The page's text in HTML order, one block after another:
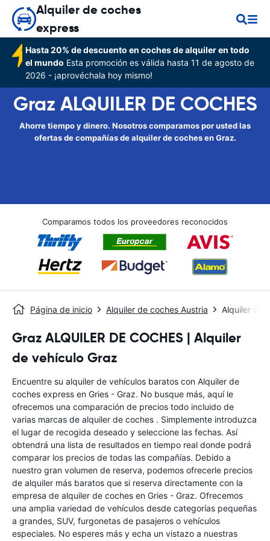
Alquiler de coches
express
Hasta 20% de descuento en coches de alquiler en todo
el mundo Esta promoción es válida hasta 11 de agosto de
2026 - ¡aprovéchala hoy mismo!
Graz ALQUILER DE COCHES
Ahorre tiempo y dinero. Nosotros comparamos por usted las
ofertas de compañías de alquiler de coches en Graz.
Comparamos todos los proveedores reconocidos
Página de inicio Alquiler de coches Austria Alquiler de
Graz ALQUILER DE COCHES | Alquiler
de vehículo Graz
Encuentre su alquiler de vehículos baratos con Alquiler de
coches express en Gries - Graz. No busque más, aquí le
ofrecemos una comparación de precios todo incluido de
varias marcas de alquiler de coches . Simplemente introduzca
el lugar de recogida deseado y seleccione las fechas. Así
obtendrá una lista de resultados en tiempo real donde podrá
comparar los precios de todas las compañías. Debido a
nuestro gran volumen de reserva, podemos ofrecerle precios
de alquiler más baratos que si reserva directamente con la
empresa de alquiler de coches en Gries - Graz. Ofrecemos
una amplia variedad de vehículos desde categorías pequeñas
a grandes, SUV, furgonetas de pasajeros o vehículos
especiales. No esperes más y echa un vistazo a nuestras